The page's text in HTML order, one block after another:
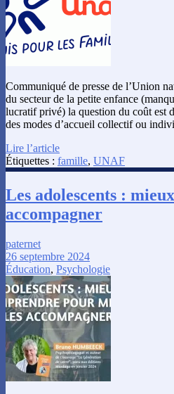
Communiqué de presse de l’Union
du secteur de la petite enfance
lucratif privé) la question du coût est
des modes d’accueil collectif ou
Lire l’article
Étiquettes : famille, UNAF
Les adolescents :
accompagner
paternet
26 septembre 2024
Éducation, Psychologie